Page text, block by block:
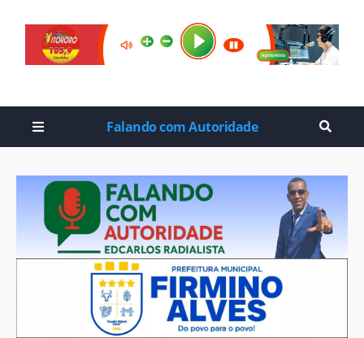
Falando com Autoridade